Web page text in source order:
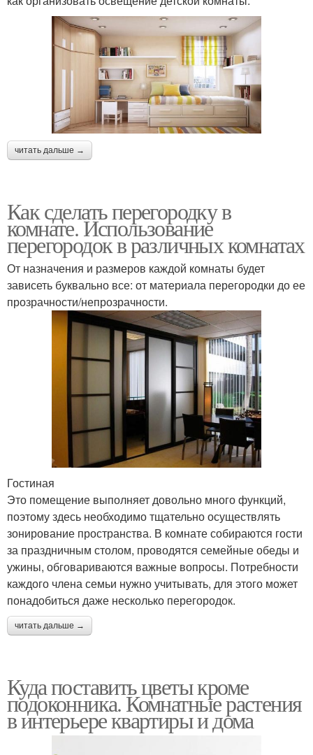
читать дальше →
Как сделать перегородку в
комнате. Использование
перегородок в различных комнатах
От назначения и размеров каждой комнаты будет
зависеть буквально все: от материала перегородки до ее
прозрачности/непрозрачности.
Гостиная
Это помещение выполняет довольно много функций,
поэтому здесь необходимо тщательно осуществлять
зонирование пространства. В комнате собираются гости
за праздничным столом, проводятся семейные обеды и
ужины, обговариваются важные вопросы. Потребности
каждого члена семьи нужно учитывать, для этого может
понадобиться даже несколько перегородок.
читать дальше →
Куда поставить цветы кроме
подоконника. Комнатные растения
в интерьере квартиры и дома